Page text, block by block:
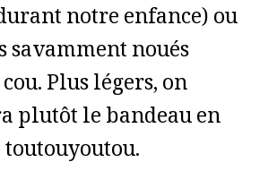
notre enfance) ou
savamment noués
Plus légers, on
plutôt le bandeau en
toutouyoutou.